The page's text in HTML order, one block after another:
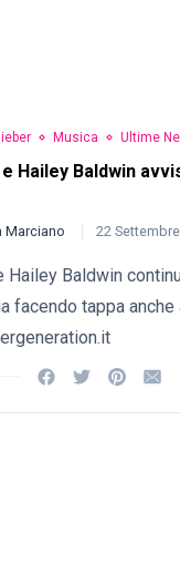
Musica Ultime
Hailey Baldwin
Marciano 22
Hailey Baldwin
facendo tappa anche